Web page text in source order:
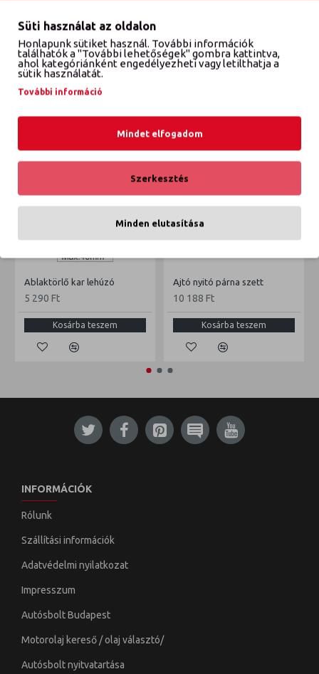
VÉLEMÉNYEK
Ablaktörlő kar lehúzó
5 290 Ft
Kosárba teszem
Ajtó nyitó párna szett
10 188 Ft
Kosárba teszem
INFORMÁCIÓK
Rólunk
Szállítási információk
Adatvédelmi nyilatkozat
Impresszum
Autósbolt Budapest
Motorolaj kereső / olaj választó/
Autósbolt nyitvatartása
Süti használat az oldalon
Honlapunk sütiket használ. További információk
találhatók a "További lehetőségek" gombra kattintva,
ahol kategóriánként engedélyezheti vagy letilthatja a
sütik használatát.
További információ
Mindet elfogadom
Szerkesztés
Minden elutasítása